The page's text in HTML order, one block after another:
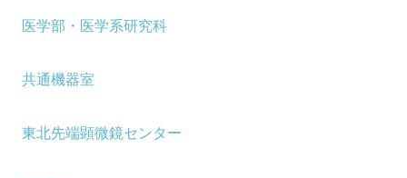
医学部・医学系研究科
共通機器室
東北先端顕微鏡センター